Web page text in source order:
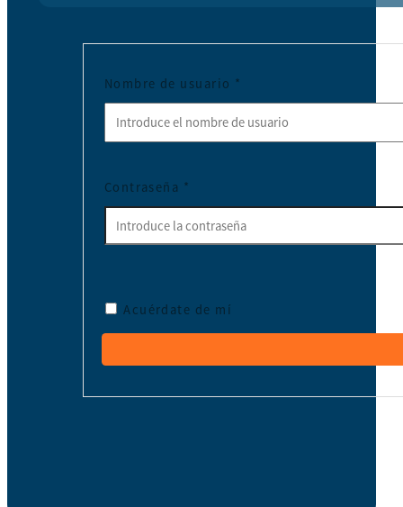
Nombre de usuario *
Contraseña *
Acuérdate de mí